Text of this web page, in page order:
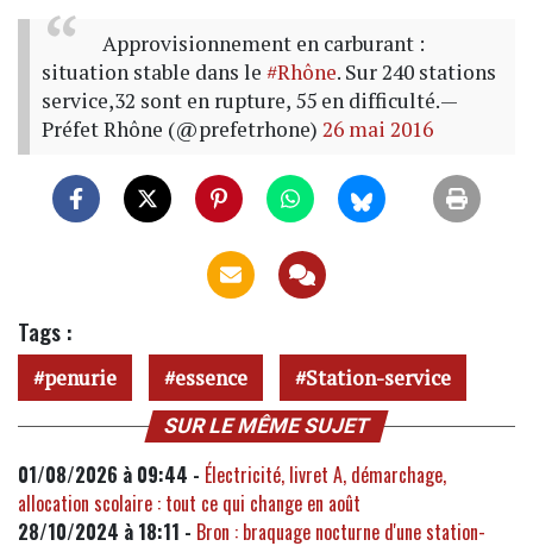
Approvisionnement en carburant :
situation stable dans le #Rhône. Sur 240 stations
service,32 sont en rupture, 55 en difficulté.—
Préfet Rhône (@prefetrhone) 26 mai 2016
Tags :
penurie essence Station-service
SUR LE MÊME SUJET
01/08/2026 à 09:44 - Électricité, livret A, démarchage,
allocation scolaire : tout ce qui change en août
28/10/2024 à 18:11 - Bron : braquage nocturne d'une station-